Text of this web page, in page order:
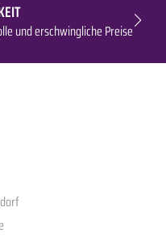
und erschwingliche Preise